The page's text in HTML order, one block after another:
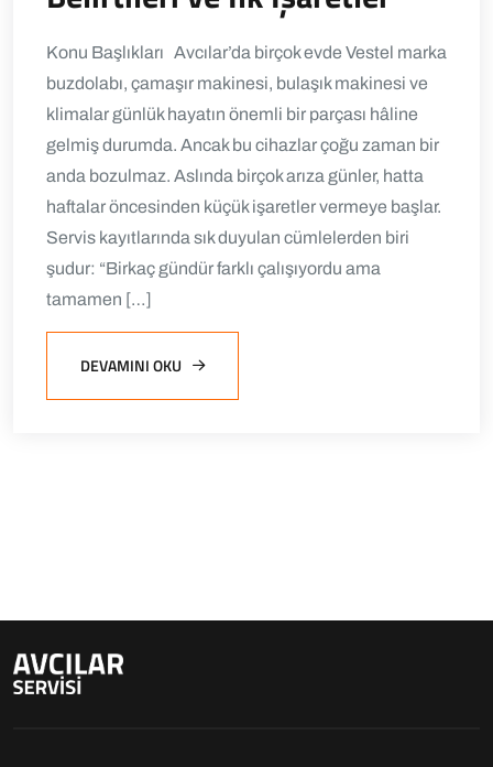
Konu Başlıkları Avcılar’da birçok evde Vestel marka
buzdolabı, çamaşır makinesi, bulaşık makinesi ve
klimalar günlük hayatın önemli bir parçası hâline
gelmiş durumda. Ancak bu cihazlar çoğu zaman bir
anda bozulmaz. Aslında birçok arıza günler, hatta
haftalar öncesinden küçük işaretler vermeye başlar.
Servis kayıtlarında sık duyulan cümlelerden biri
şudur: “Birkaç gündür farklı çalışıyordu ama
tamamen […]
DEVAMINI OKU